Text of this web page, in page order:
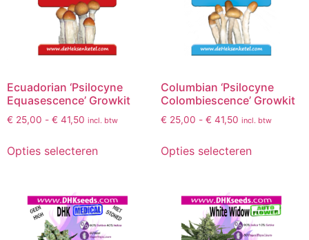
Ecuadorian ‘Psilocyne
Equasescence’ Growkit
€ 25,00 - € 41,50 incl. btw
Opties selecteren
Columbian ‘Psilocyne
Colombiescence’ Growkit
€ 25,00 - € 41,50 incl. btw
Opties selecteren